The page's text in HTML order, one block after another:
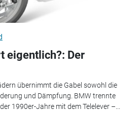
eigentlich?: Der
übernimmt die Gabel sowohl die
und Dämpfung. BMW trennte
1990er-Jahre mit dem Telelever –...